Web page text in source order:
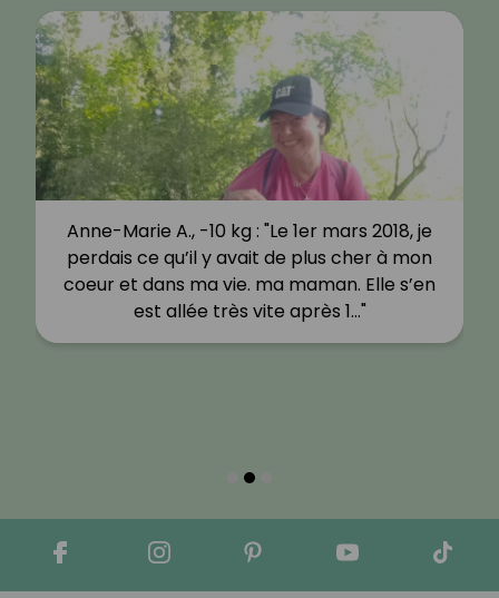
Anne-Marie A., -10 kg : "Le 1er mars 2018, je
perdais ce qu’il y avait de plus cher à mon
coeur et dans ma vie. ma maman. Elle s’en
est allée très vite après 1…"